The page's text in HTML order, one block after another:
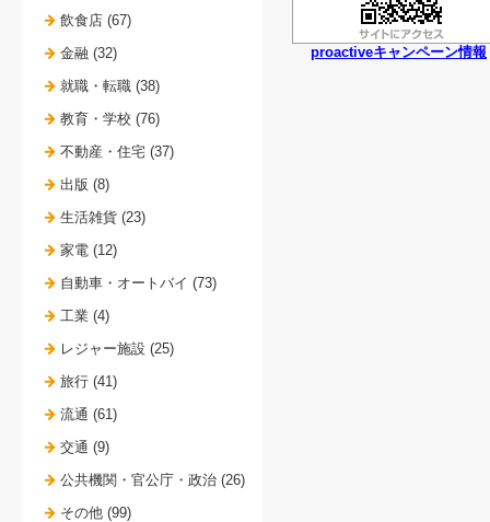
proactiveキャンペーン情報
飲食店 (67)
金融 (32)
就職・転職 (38)
教育・学校 (76)
不動産・住宅 (37)
出版 (8)
生活雑貨 (23)
家電 (12)
自動車・オートバイ (73)
工業 (4)
レジャー施設 (25)
旅行 (41)
流通 (61)
交通 (9)
公共機関・官公庁・政治 (26)
その他 (99)